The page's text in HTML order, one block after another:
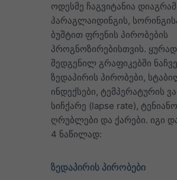
ოდესმე ჩაგვიტანია
პარაგლაიდინგის,
ბუშტით ფრენის პირობების
პროგნოზირებისთვის.
შედგენილ გრაფიკებში
ზედაპირის პირობები,
ინდექსები, ტემპერატურის
სიჩქარე (lapse rate),
ღრუბლები და ქარები. იგი
4 ნაწილად:
ზედაპირის პირობები